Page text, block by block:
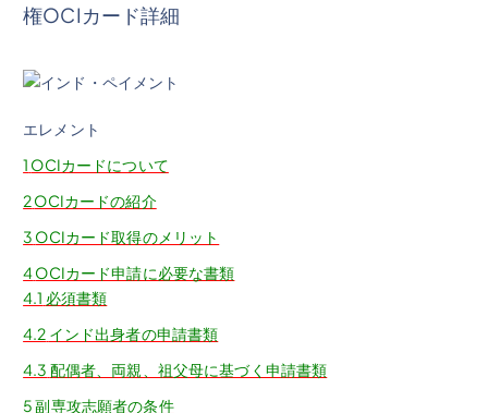
権OCIカード詳細
エレメント
1 OCIカードについて
2OCIカードの紹介
3 OCIカード取得のメリット
4OCIカード申請に必要な書類
4.1 必須書類
4.2 インド出身者の申請書類
4.3 配偶者、両親、祖父母に基づく申請書類
5副専攻志願者の条件